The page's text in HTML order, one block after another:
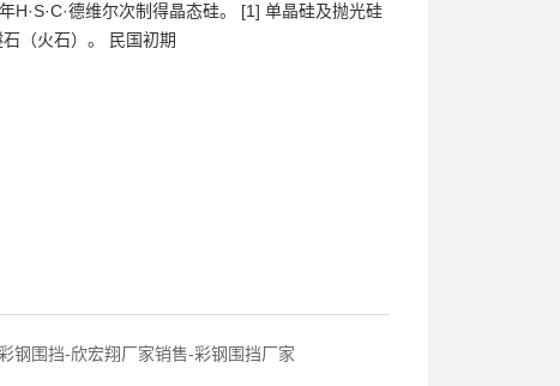
德维尔次制得晶态硅。 [1] 单晶硅及抛光硅
（火石）。 民国初期
钢围挡-欣宏翔厂家销售-彩钢围挡厂家